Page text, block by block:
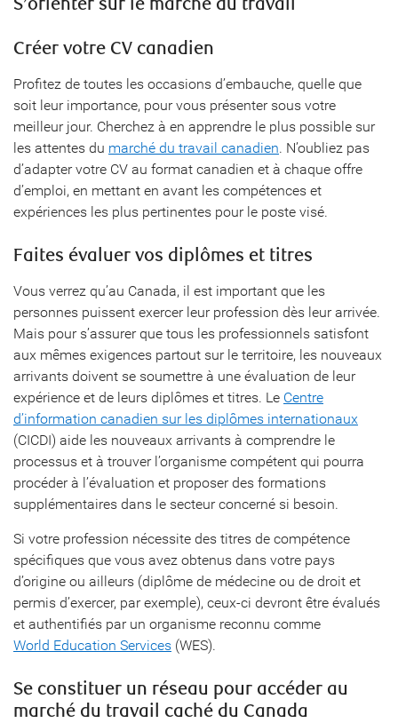
Créer votre CV canadien
Profitez de toutes les occasions d’embauche, quelle que
soit leur importance, pour vous présenter sous votre
meilleur jour. Cherchez à en apprendre le plus possible sur
les attentes du marché du travail canadien. N’oubliez pas
d’adapter votre CV au format canadien et à chaque offre
d’emploi, en mettant en avant les compétences et
expériences les plus pertinentes pour le poste visé.
Faites évaluer vos diplômes et titres
Vous verrez qu’au Canada, il est important que les
personnes puissent exercer leur profession dès leur arrivée.
Mais pour s’assurer que tous les professionnels satisfont
aux mêmes exigences partout sur le territoire, les nouveaux
arrivants doivent se soumettre à une évaluation de leur
expérience et de leurs diplômes et titres. Le Centre
d’information canadien sur les diplômes internationaux
(CICDI) aide les nouveaux arrivants à comprendre le
processus et à trouver l’organisme compétent qui pourra
procéder à l’évaluation et proposer des formations
supplémentaires dans le secteur concerné si besoin.
Si votre profession nécessite des titres de compétence
spécifiques que vous avez obtenus dans votre pays
d’origine ou ailleurs (diplôme de médecine ou de droit et
permis d’exercer, par exemple), ceux-ci devront être évalués
et authentifiés par un organisme reconnu comme
World Education Services (WES).
Se constituer un réseau pour accéder au
marché du travail caché du Canada